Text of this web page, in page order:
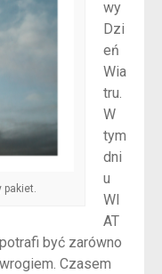
pakiet.
wy
Dzi
eń
Wia
tru.
W
tym
dni
u
WI
AT
być zarówno
Czasem